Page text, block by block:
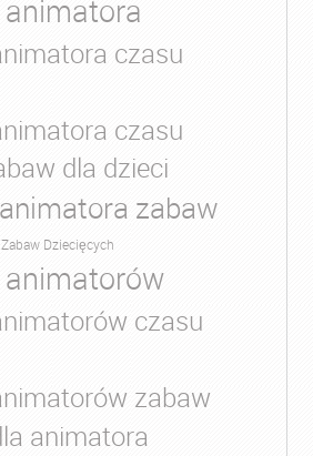
czasu
czasu
dla dzieci
zabaw
Dziecięcych
czasu
zabaw
animatora